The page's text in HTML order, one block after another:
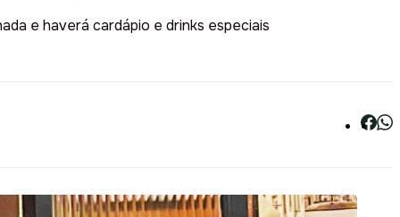
e haverá cardápio e drinks especiais